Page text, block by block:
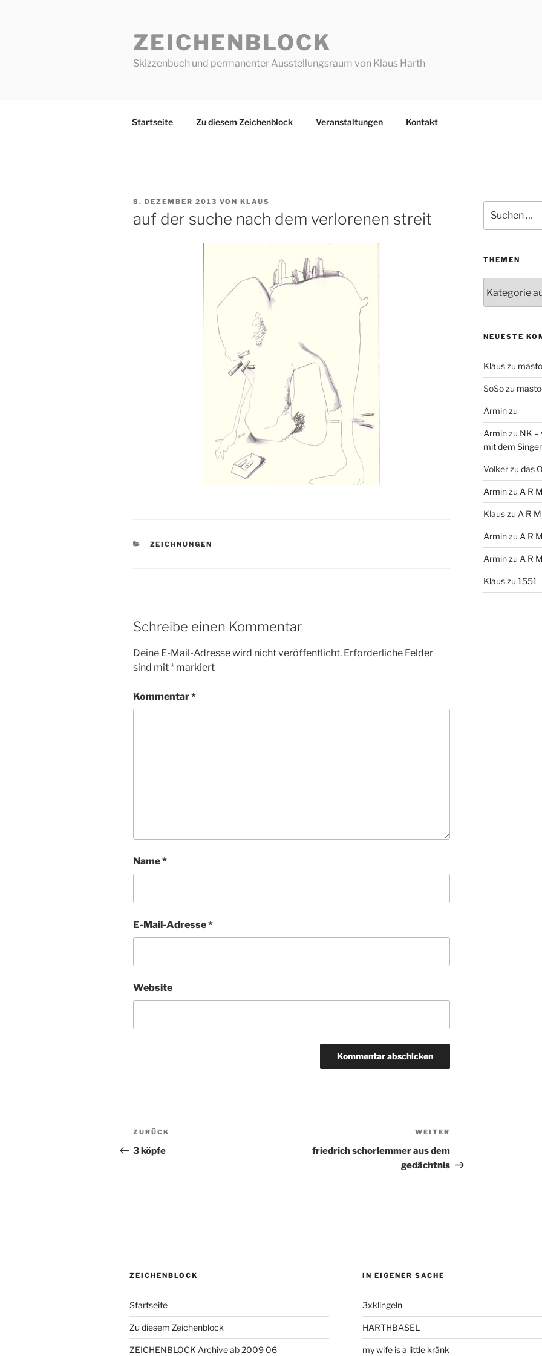
ZEICHENBLOCK
Skizzenbuch und permanenter Ausstellungsraum von Klaus Harth
Startseite Zu diesem Zeichenblock Veranstaltungen Kontakt
VERÖFFENTLICHT
8. DEZEMBER 2013 VON KLAUS
auf der suche nach dem verlorenen streit
KATEGORIEN
ZEICHNUNGEN
Schreibe einen Kommentar
Deine E-Mail-Adresse wird nicht veröffentlicht. Erforderliche Felder
sind mit* markiert
Kommentar*
Name*
E-Mail-Adresse*
Website
Beitragsnavigation
Vorheriger
Beitrag
ZURÜCK
3 köpfe
WEITER
friedrich schorlemmer aus dem
gedächtnis
nach:
THEMEN
NEUESTE
Klauszu
SoSozu
Arminzu
Arminzu NK –
mit dem
Volkerzu das
Arminzu A R
Klauszu A R
Arminzu A R
Arminzu A R
Klauszu 1551
ZEICHENBLOCK
Startseite
Zu diesem Zeichenblock
ZEICHENBLOCK Archive ab 2009 06
IN EIGENER SACHE
3xklingeln
HARTHBASEL
my wife is a little kränk